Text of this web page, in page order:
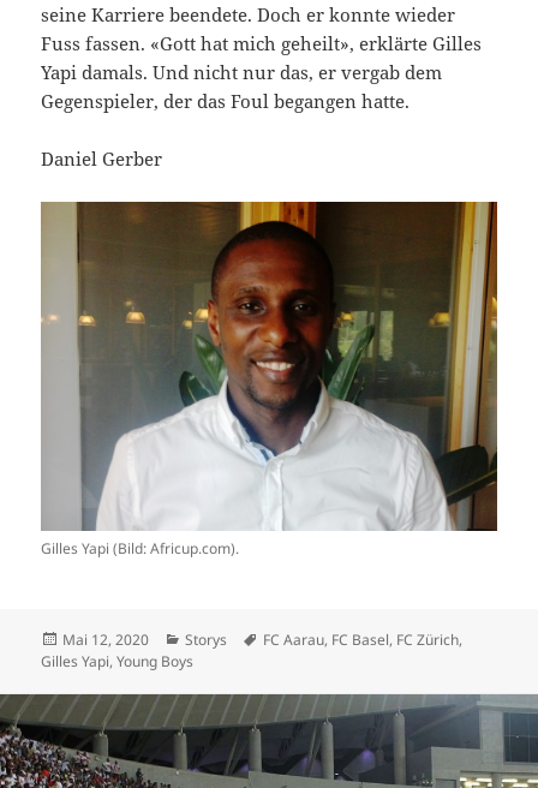
seine Karriere beendete. Doch er konnte wieder
Fuss fassen. «Gott hat mich geheilt», erklärte Gilles
Yapi damals. Und nicht nur das, er vergab dem
Gegenspieler, der das Foul begangen hatte.
Daniel Gerber
Gilles Yapi (Bild: Africup.com).
Veröffentlicht
am
Mai 12, 2020 Kategorien
Storys Schlagwörter
FC Aarau, FC Basel, FC Zürich,
Gilles Yapi,Young Boys